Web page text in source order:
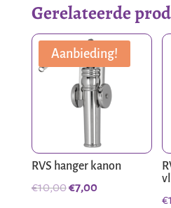
Gerelateerde
Aanbieding!
RVS hanger kanon
€10,00Oorspronkelijke
€7,00Huidige
€